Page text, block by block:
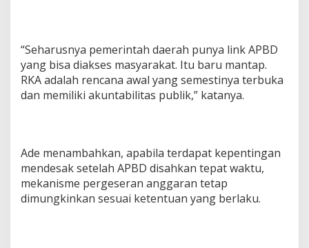
“Seharusnya pemerintah daerah punya link APBD
yang bisa diakses masyarakat. Itu baru mantap.
RKA adalah rencana awal yang semestinya terbuka
dan memiliki akuntabilitas publik,” katanya.
Ade menambahkan, apabila terdapat kepentingan
mendesak setelah APBD disahkan tepat waktu,
mekanisme pergeseran anggaran tetap
dimungkinkan sesuai ketentuan yang berlaku.